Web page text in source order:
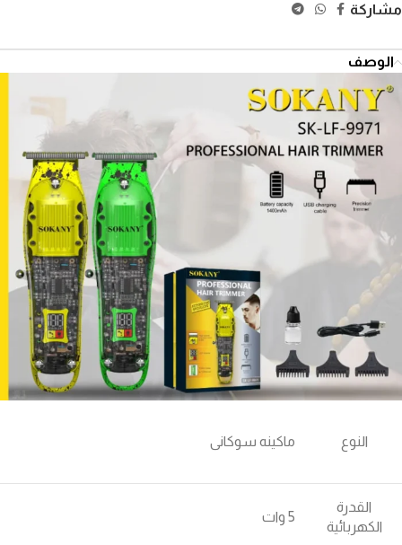
مشاركة
الوصف
النوع ماكينه سوكانى
القدرة
الكهربائية
5 وات